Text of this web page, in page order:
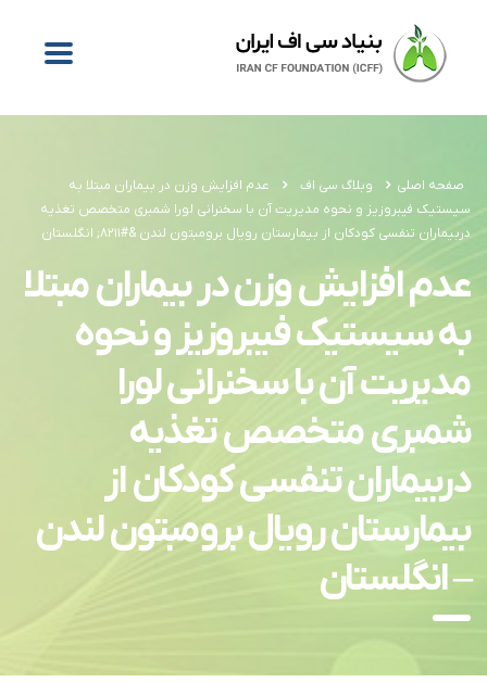
صفحه اصلی وبلاگ سی اف
عدم افزایش وزن در بیماران مبتلا به
سیستیک فیبروزیز و نحوه مدیریت آن با سخنرانی لورا شمبری متخصص تغذیه
دربیماران تنفسی کودکان از بیمارستان رویال برومبتون لندن &#۸۲۱۱; انگلستان
عدم افزایش وزن در بیماران مبتلا
به سیستیک فیبروزیز و نحوه
مدیریت آن با سخنرانی لورا
شمبری متخصص تغذیه
دربیماران تنفسی کودکان از
بیمارستان رویال برومبتون لندن
– انگلستان